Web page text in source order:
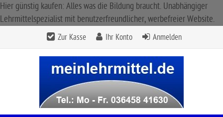
Hier günstig kaufen: Alles was die Bildung braucht. Unabhängiger
Lehrmittelspezialist mit benutzerfreundlicher, werbefreier Website.
Zur Kasse Ihr Konto Anmelden